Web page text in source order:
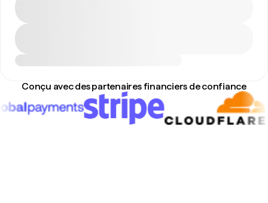
Conçu avec des partenaires financiers de confiance